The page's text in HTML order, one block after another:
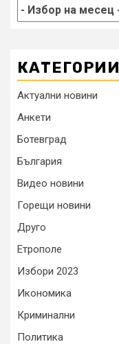
КАТЕГОРИИ
Актуални новини
Анкети
Ботевград
България
Видео новини
Горещи новини
Друго
Етрополе
Избори 2023
Икономика
Криминални
Политика